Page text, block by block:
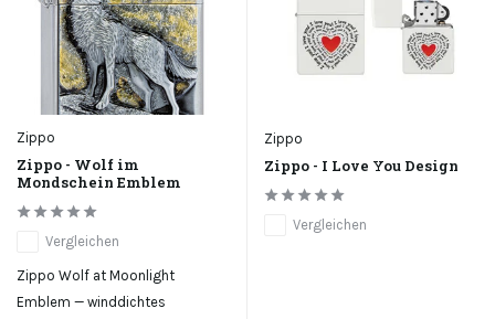
Zippo
Zippo - Wolf im
Mondschein Emblem
Vergleichen
Zippo Wolf at Moonlight
Emblem — winddichtes
Zippo
Zippo - I Love You Design
Vergleichen